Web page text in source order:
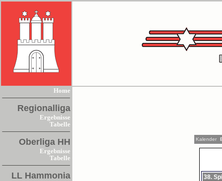
Home
Regionalliga
Ergebnisse
Tabelle
Oberliga HH
Ergebnisse
Tabelle
LL Hammonia
Kalender
38.